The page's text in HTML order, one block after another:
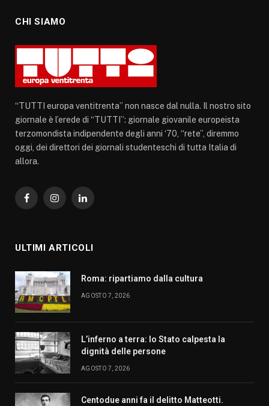
CHI SIAMO
“TUTTI europa ventitrenta” non nasce dal nulla. Il nostro sito
giornale è l’erede di “TUTTI”: giornale giovanile europeista
terzomondista indipendente degli anni ‘70, “rete”, diremmo
oggi, dei direttori dei giornali studenteschi di tutta Italia di
allora.
FacebookInstagramLinkedIn
ULTIMI ARTICOLI
Roma: ripartiamo dalla cultura
AGOSTO 7, 2026
L’inferno a terra: lo Stato calpesta la
dignità delle persone
AGOSTO 7, 2026
Centodue anni fa il delitto Matteotti.